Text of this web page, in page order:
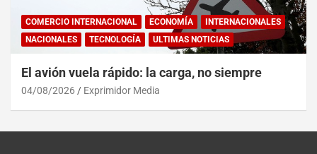
COMERCIO INTERNACIONAL ECONOMÍA
INTERNACIONALES
NACIONALES
TECNOLOGÍA ULTIMAS NOTICIAS
El avión vuela rápido: la carga, no siempre
04/08/2026 Exprimidor Media